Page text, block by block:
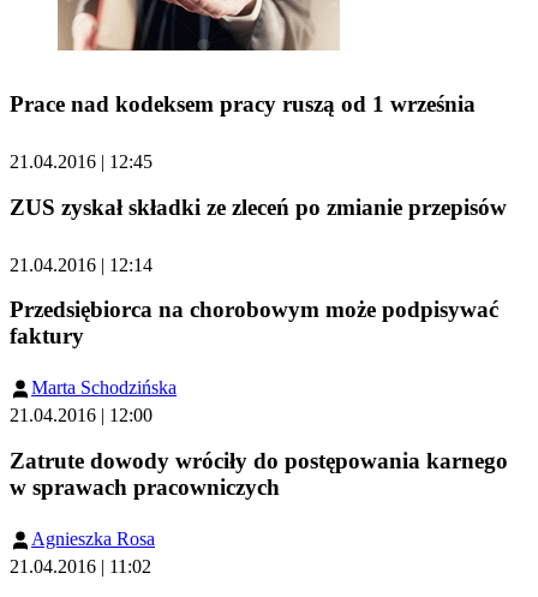
Prace nad kodeksem pracy ruszą od 1 września
21.04.2016 | 12:45
ZUS zyskał składki ze zleceń po zmianie przepisów
21.04.2016 | 12:14
Przedsiębiorca na chorobowym może podpisywać
faktury
Marta Schodzińska
21.04.2016 | 12:00
Zatrute dowody wróciły do postępowania karnego
w sprawach pracowniczych
Agnieszka Rosa
21.04.2016 | 11:02